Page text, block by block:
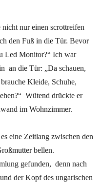
nur einen scrottreifen
den Fuß in die Tür. Bevor
Led Monitor?“ Ich war
an die Tür: „Da schauen,
Kleide, Schuhe,
Wütend drückte er
im Wohnzimmer.
eine Zeitlang zwischen den
bellen.
gefunden, denn nach
der Kopf des ungarischen